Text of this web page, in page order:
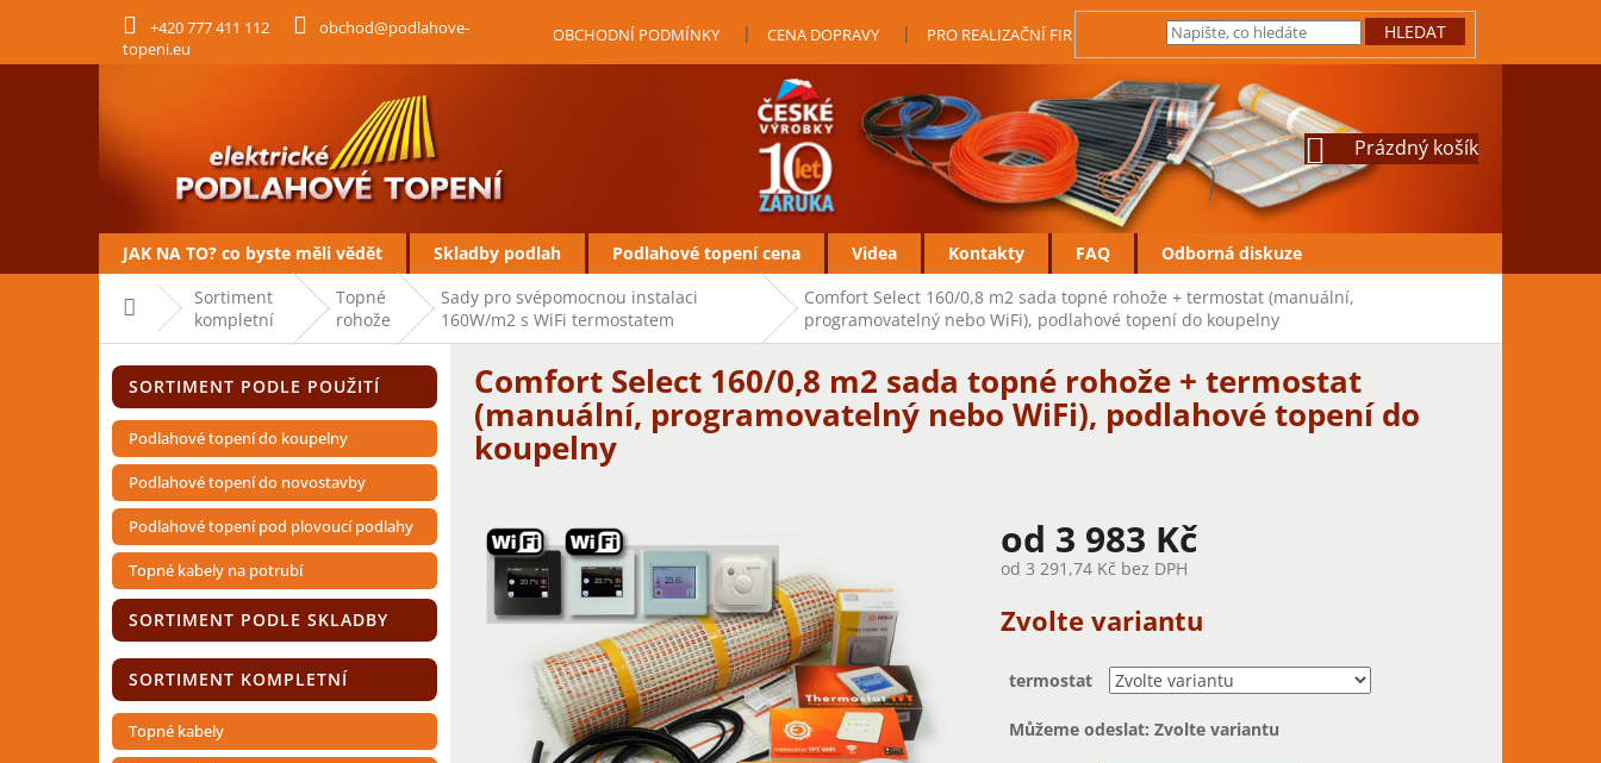
+420 777 411 112
obchod@podlahove-
topeni.eu
OBCHODNÍ PODMÍNKY CENA DOPRAVY PRO REALIZAČNÍ FIRMY JAK REKLAMOVAT VRÁCENÍ ZBOŽÍ
HLEDAT
NÁKUPNÍ
KOŠÍK
Prázdný košík
JAK NA TO? co byste měli vědět Skladby podlah Podlahové topení cena Videa Kontakty FAQ Odborná diskuze
Domů Sortiment
kompletní
Topné
rohože
Sady pro svépomocnou instalaci
160W/m2 s WiFi termostatem
Comfort Select 160/0,8 m2 sada topné rohože + termostat (manuální,
programovatelný nebo WiFi), podlahové topení do koupelny
n
n
p
n
Přeskočit
kategorie
SORTIMENT PODLE POUŽITÍ
Podlahové topení do koupelny
Podlahové topení do novostavby
Podlahové topení pod plovoucí podlahy
Topné kabely na potrubí
SORTIMENT PODLE SKLADBY
SORTIMENT KOMPLETNÍ
Topné kabely
Comfort Select 160/0,8 m2 sada topné rohože + termostat
(manuální, programovatelný nebo WiFi), podlahové topení do
koupelny
od 3 983 Kč
od 3 291,74 Kč bez DPH
cena:
Zvolte variantu
termostat
Můžeme odeslat: Zvolte variantu